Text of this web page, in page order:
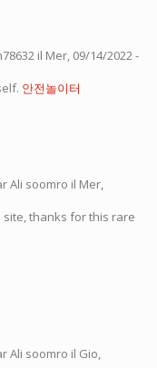
il Mer, 09/14/2022 -
안전놀이터
Ali soomro il Mer,
site, thanks for this rare
Ali soomro il Gio,